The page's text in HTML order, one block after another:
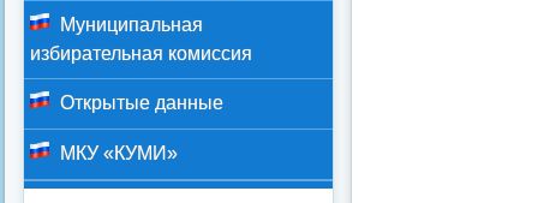
Муниципальная
избирательная комиссия
Открытые данные
МКУ «КУМИ»